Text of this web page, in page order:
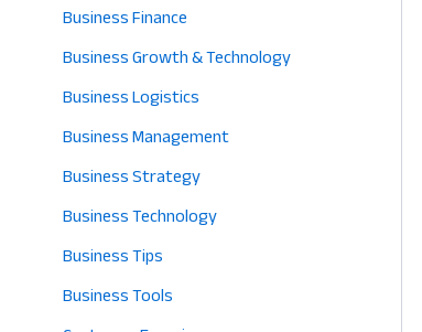
Business Finance
Business Growth & Technology
Business Logistics
Business Management
Business Strategy
Business Technology
Business Tips
Business Tools